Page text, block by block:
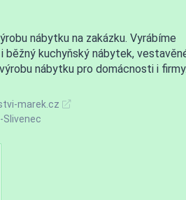
nábytku na zakázku. Vyrábíme
běžný kuchyňský nábytek,
nábytku pro domácnosti i
marek.cz
Slivenec